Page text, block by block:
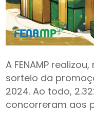
A FENAMP
sorteio da
2024. Ao todo,
concorreram aos